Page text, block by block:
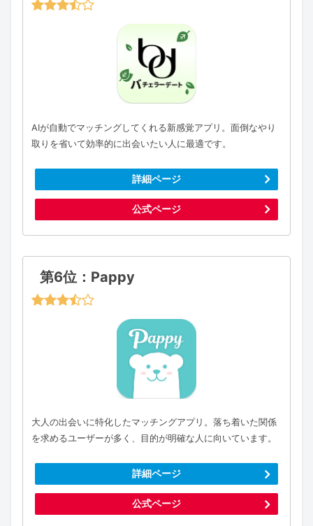
AIが自動でマッチングしてくれる新感覚アプリ。面倒なやり
取りを省いて効率的に出会いたい人に最適です。
詳細ページ
公式ページ
第6位：Pappy
大人の出会いに特化したマッチングアプリ。落ち着いた関係
を求めるユーザーが多く、目的が明確な人に向いています。
詳細ページ
公式ページ